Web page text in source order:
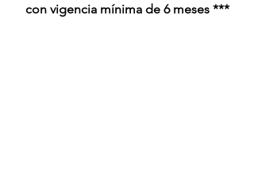
con vigencia mínima de 6 meses ***